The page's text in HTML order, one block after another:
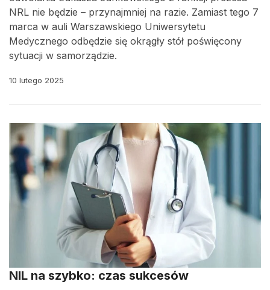
NRL nie będzie – przynajmniej na razie. Zamiast tego 7
marca w auli Warszawskiego Uniwersytetu
Medycznego odbędzie się okrągły stół poświęcony
sytuacji w samorządzie.
10 lutego 2025
NIL na szybko: czas sukcesów